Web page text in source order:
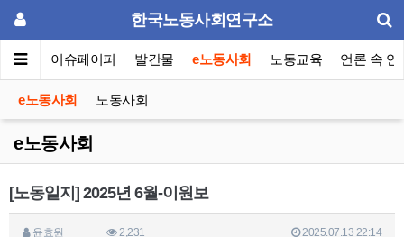
한국노동사회연구소
포럼 이슈페이퍼 발간물 e노동사회 노동교육 언론 속 연
e노동사회 노동사회
e노동사회
[노동일지] 2025년 6월-이원보
윤효원 2,231 2025.07.13 22:14